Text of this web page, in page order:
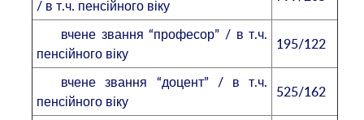
/ в т.ч. пенсійного віку
вчене звання “професор” / в т.ч.
пенсійного віку
195/122
вчене звання “доцент” / в т.ч.
пенсійного віку
525/162